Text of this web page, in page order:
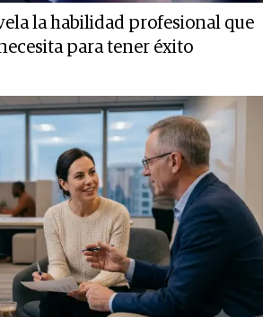
la habilidad profesional que
para tener éxito